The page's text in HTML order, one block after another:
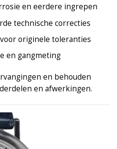
en eerdere ingrepen
technische correcties
originele toleranties
en gangmeting
en behouden
en afwerkingen.